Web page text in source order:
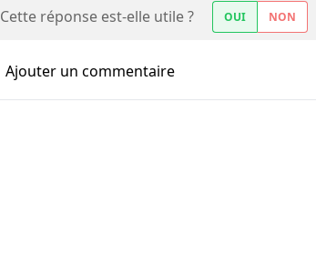
Cette réponse est-elle utile ? OUI NON
Ajouter un commentaire